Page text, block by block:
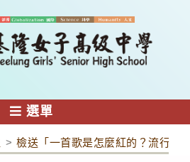
選單
> 檢送「一首歌是怎麼紅的？流行音